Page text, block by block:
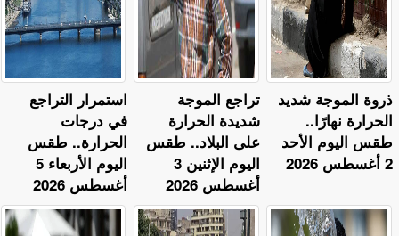
استمرار التراجع
في درجات
الحرارة.. طقس
اليوم الأربعاء 5
أغسطس 2026
تراجع الموجة
شديدة الحرارة
على البلاد.. طقس
اليوم الإثنين 3
أغسطس 2026
ذروة الموجة شديد
الحرارة نهارًا..
طقس اليوم الأحد
2 أغسطس 2026